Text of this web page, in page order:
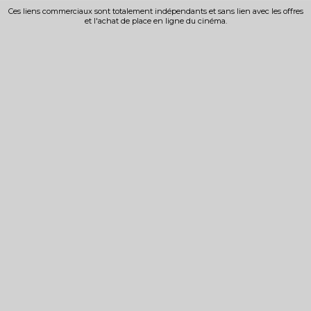
Ces liens commerciaux sont totalement indépendants et sans lien avec les offres
et l'achat de place en ligne du cinéma.